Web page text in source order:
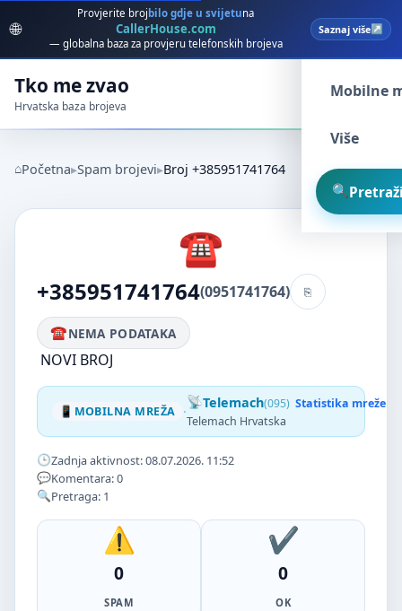
🌐
Provjerite broj bilo gdje u svijetuna
CallerHouse.com
— globalna baza za provjeru telefonskih brojeva
Saznaj više
Tko me zvao
Hrvatska baza brojeva
Spam
Mobilne
Više
Početna Spam brojevi Broj +385951741764
+385951741764(0951741764)
NEMA PODATAKA
NOVI BROJ
MOBILNA MREŽA · Telemach(095) Statistika mreže
Telemach Hrvatska
Zadnja aktivnost: 08.07.2026. 11:52
Komentara: 0
Pretraga: 1
0
SPAM
0
OK